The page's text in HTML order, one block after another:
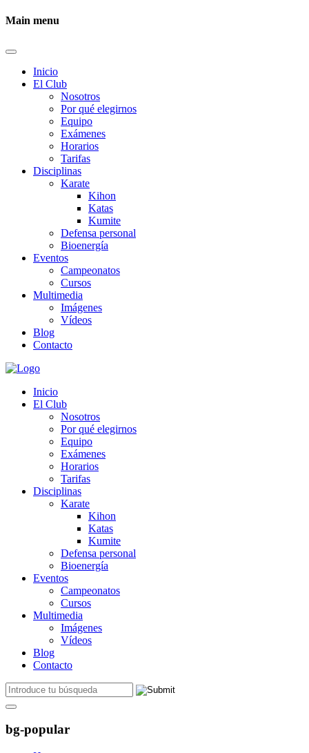
Main menu
Inicio
El Club
Nosotros
Por qué elegirnos
Equipo
Exámenes
Horarios
Tarifas
Disciplinas
Karate
Kihon
Katas
Kumite
Defensa personal
Bioenergía
Eventos
Campeonatos
Cursos
Multimedia
Imágenes
Vídeos
Blog
Contacto
Inicio
El Club
Nosotros
Por qué elegirnos
Equipo
Exámenes
Horarios
Tarifas
Disciplinas
Karate
Kihon
Katas
Kumite
Defensa personal
Bioenergía
Eventos
Campeonatos
Cursos
Multimedia
Imágenes
Vídeos
Blog
Contacto
bg-popular